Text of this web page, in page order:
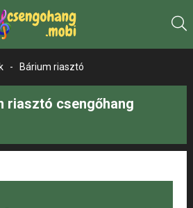
- Bárium riasztó
riasztó csengőhang